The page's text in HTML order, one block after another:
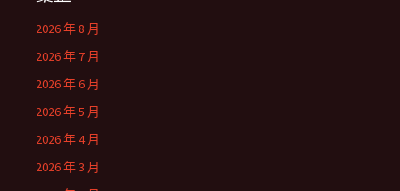
2026 年 8 月
2026 年 7 月
2026 年 6 月
2026 年 5 月
2026 年 4 月
2026 年 3 月